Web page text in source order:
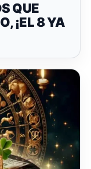
QUE
¡EL 8 YA